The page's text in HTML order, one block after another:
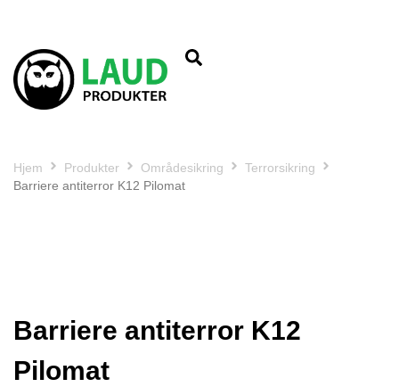
Hjem Produkter Områdesikring
Terrorsikring
Barriere antiterror K12 Pilomat
Barriere antiterror K12
Pilomat